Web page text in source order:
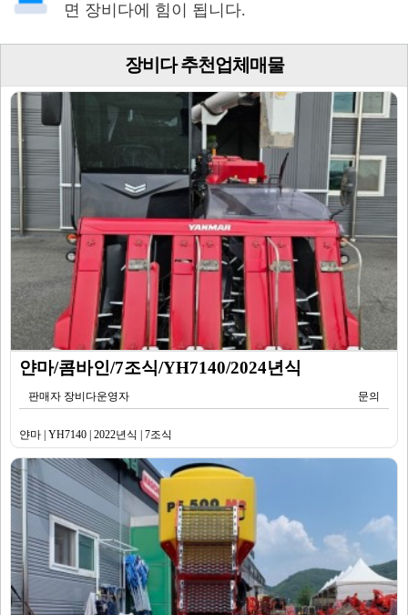
면 장비다에 힘이 됩니다.
장비다 추천업체매물
얀마/콤바인/7조식/YH7140/2024년식
판매자 장비다운영자 문의
얀마 | YH7140 | 2022년식 | 7조식